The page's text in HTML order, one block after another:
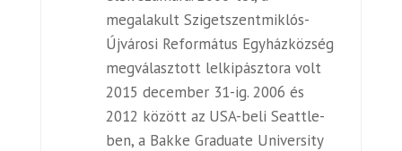
megalakult Szigetszentmiklós-
Újvárosi Református Egyházközség
megválasztott lelkipásztora volt
2015 december 31-ig. 2006 és
2012 között az USA-beli Seattle-
ben, a Bakke Graduate University